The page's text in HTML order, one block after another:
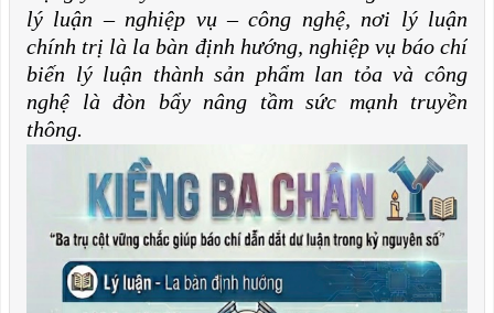
lý luận – nghiệp vụ – công nghệ, nơi lý luận
chính trị là la bàn định hướng, nghiệp vụ báo chí
biến lý luận thành sản phẩm lan tỏa và công
nghệ là đòn bẩy nâng tầm sức mạnh truyền
thông.